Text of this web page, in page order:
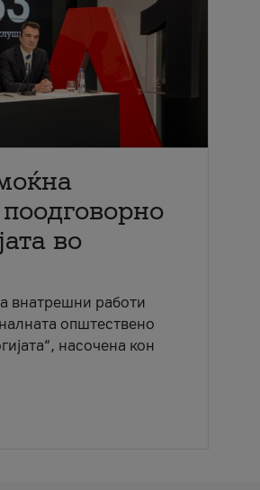
во
внатрешни работи
општествено
насочена кон